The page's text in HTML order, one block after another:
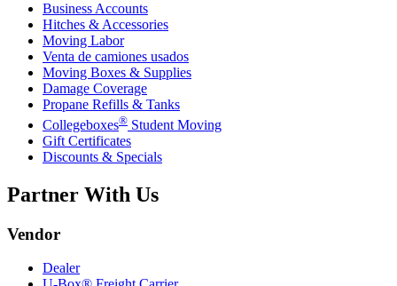
Business Accounts
Hitches & Accessories
Moving Labor
Venta de camiones usados
Moving Boxes & Supplies
Damage Coverage
Propane Refills & Tanks
Collegeboxes® Student Moving
Gift Certificates
Discounts & Specials
Partner With Us
Vendor
Dealer